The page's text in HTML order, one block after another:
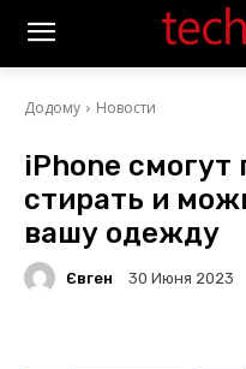
Додому Новости
iPhone смогут
стирать и
вашу одежду
Євген 30 Июня 2023